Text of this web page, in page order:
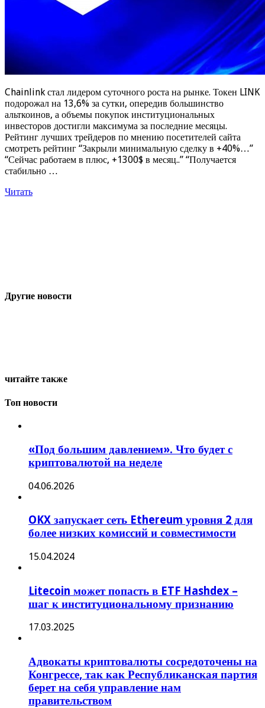
Chainlink стал лидером суточного роста на рынке. Токен LINK
подорожал на 13,6% за сутки, опередив большинство
альткоинов, а объемы покупок институциональных
инвесторов достигли максимума за последние месяцы.
Рейтинг лучших трейдеров по мнению посетителей сайта
смотреть рейтинг “Закрыли минимальную сделку в +40%…”
“Сейчас работаем в плюс, +1300$ в месяц..” “Получается
стабильно …
Читать
Другие новости
читайте также
Топ новости
«Под большим давлением». Что будет с
криптовалютой на неделе
04.06.2026
OKX запускает сеть Ethereum уровня 2 для
более низких комиссий и совместимости
15.04.2024
Litecoin может попасть в ETF Hashdex –
шаг к институциональному признанию
17.03.2025
Адвокаты криптовалюты сосредоточены на
Конгрессе, так как Республиканская партия
берет на себя управление нам
правительством